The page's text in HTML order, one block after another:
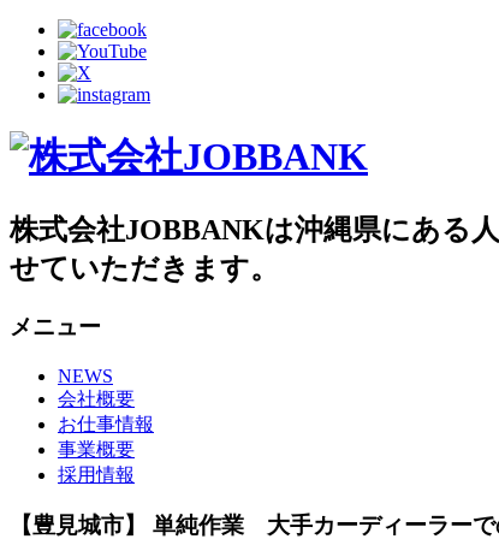
株式会社JOBBANKは沖縄県にある
せていただきます。
メニュー
NEWS
会社概要
お仕事情報
事業概要
採用情報
【豊見城市】 単純作業 大手カーディーラー